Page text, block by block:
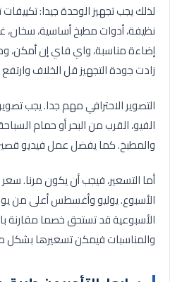
لذلك يجب تجهيز الوحدة جيدا:
نظيفة، أدوات مطبخ أساسية، سخان،
إضاءة مناسبة، واي فاي إن أمكن،
زادت جودة التجهيز قل الخلاف
التصوير الاحترافي مهم جدا. يجب
الفيو، القرب من البحر أو حمام
والمطبخ. كما يفضل عمل فيديو
أما التسعير، فيجب أن يكون مرنا.
الأسبوع. يوليو وأغسطس أعلى من
الأسبوعية قد تستحق خصما مقارنة
والمناسبات فيمكن تسعيرها